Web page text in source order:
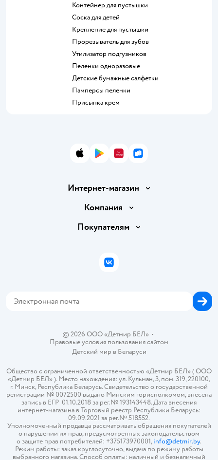
контейнер для пустышки
соска для детей
крепление для пустышки
прорезыватель для зубов
утилизатор подгузников
пеленки одноразовые
детские бумажные салфетки
памперсы пеленки
присыпка крем
App StoreGoogle Play
AppGallery
RuStore
Интернет-магазин
Доставка и оплата
Правила продажи
Политика использования файлов cookie
Компания
Вакансии
Покупателям
Бонусные карты
© 2026 ООО «Детмир БЕЛ»•
Правовые условия пользования сайтом
Детский мир в Беларуси
Общество с ограниченной ответственностью «Детмир БЕЛ» ( ООО
«Детмир БЕЛ» ). Место нахождения: ул. Кульман, 3, пом. 319, 220100,
г. Минск, Республика Беларусь. Свидетельство о государственной
регистрации № 0072500 выдано Минским горисполкомом, внесена
запись в ЕГР 01.10.2018 за рег.№ 193143448. Дата внесения
интернет-магазина в Торговый реестр Республики Беларусь:
09.09.2021 за рег.№ 518552.
Уполномоченный продавца рассматривать обращения покупателей
о нарушении их прав, предусмотренных законодательством
о защите прав потребителей: +375173970001,info@detmir.by.
Режим работы: заказ круглосуточно, выдача по режиму работы
выбранного магазина. Способ оплаты: наличный и безналичный
ВКонтакте